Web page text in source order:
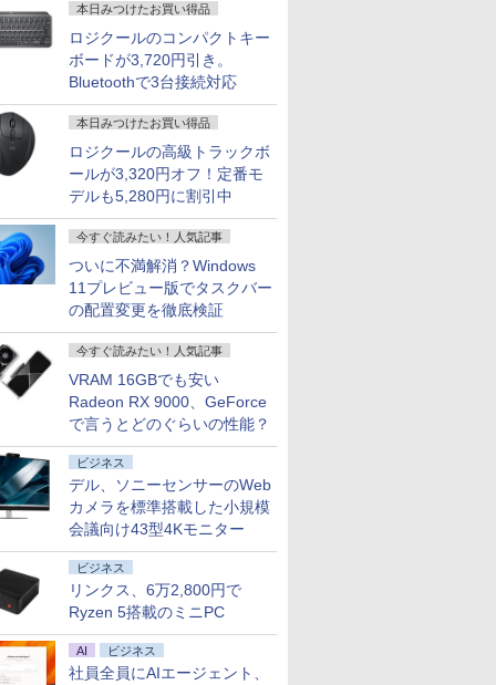
本日みつけたお買い得品
ロジクールのコンパクトキー
ボードが3,720円引き。
Bluetoothで3台接続対応
本日みつけたお買い得品
ロジクールの高級トラックボ
ールが3,320円オフ！定番モ
デルも5,280円に割引中
今すぐ読みたい！人気記事
ついに不満解消？Windows
11プレビュー版でタスクバー
の配置変更を徹底検証
今すぐ読みたい！人気記事
VRAM 16GBでも安い
Radeon RX 9000、GeForce
で言うとどのぐらいの性能？
ビジネス
デル、ソニーセンサーのWeb
カメラを標準搭載した小規模
会議向け43型4Kモニター
ビジネス
リンクス、6万2,800円で
Ryzen 5搭載のミニPC
AI ビジネス
社員全員にAIエージェント、